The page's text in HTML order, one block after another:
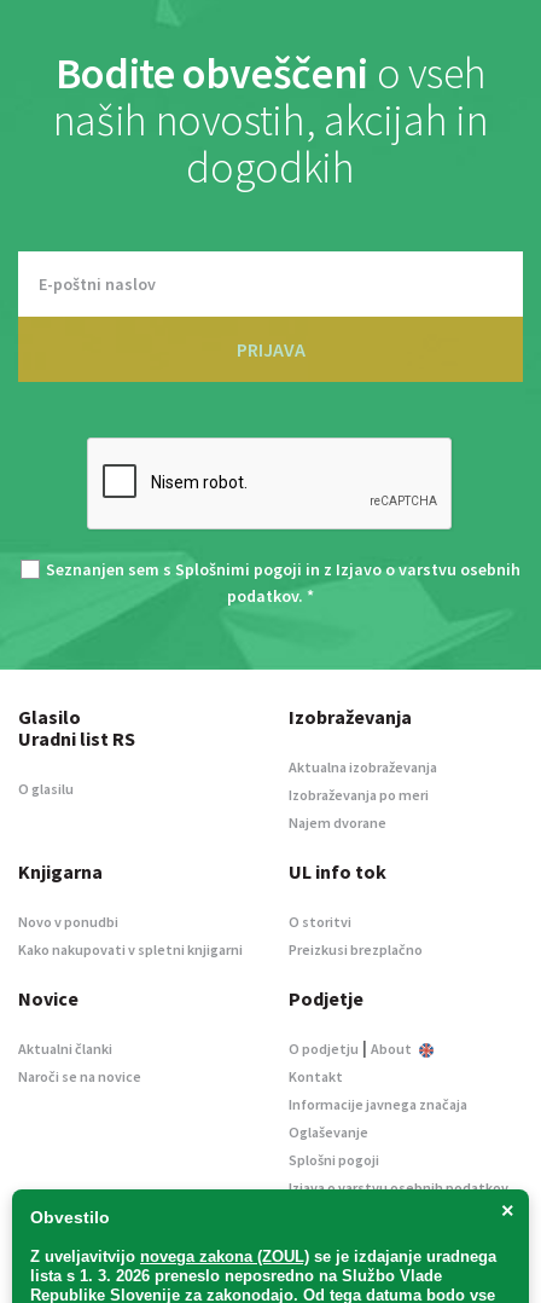
Bodite obveščeni o vseh
naših novostih, akcijah in
dogodkih
PRIJAVA
Seznanjen sem s Splošnimi pogoji in z Izjavo o varstvu osebnih
podatkov. *
×
Obvestilo
Z uveljavitvijo novega zakona (ZOUL) se je izdajanje uradnega
lista s 1. 3. 2026 preneslo neposredno na Službo Vlade
Republike Slovenije za zakonodajo. Od tega datuma bodo vse
Glasilo
Uradni list RS
O glasilu
Izobraževanja
Aktualna izobraževanja
Izobraževanja po meri
Najem dvorane
Knjigarna
Novo v ponudbi
Kako nakupovati v spletni knjigarni
UL info tok
O storitvi
Preizkusi brezplačno
Novice
Aktualni članki
Naroči se na novice
Podjetje
O podjetju | About
Kontakt
Informacije javnega značaja
Oglaševanje
Splošni pogoji
Izjava o varstvu osebnih podatkov